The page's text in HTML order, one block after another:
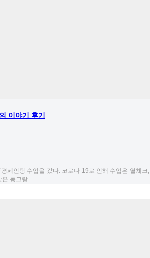
이야기 후기
페인팅 수업을 갔다. 코로나 19로 인해 수업은 열체
동그랗...